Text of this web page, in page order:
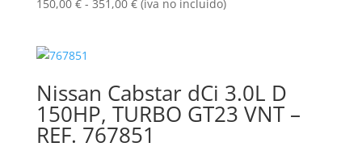
150,00 € - 351,00 €
hasta
351,00 €
(iva no incluido)
Nissan Cabstar dCi 3.0L D
150HP, TURBO GT23 VNT –
REF. 767851